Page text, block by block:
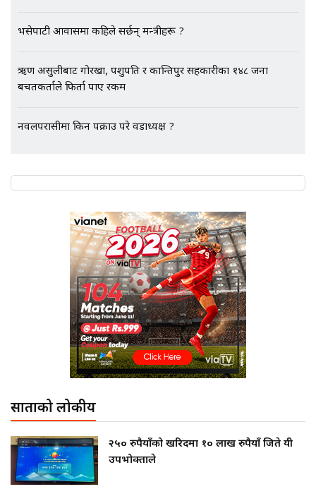
भैंसेपाटी आवासमा कहिले सर्छन् मन्त्रीहरू ?
ऋण असुलीबाट गोरखा, पशुपति र कान्तिपुर सहकारीका १४८ जना
बचतकर्ताले फिर्ता पाए रकम
नवलपरासीमा किन पक्राउ परे वडाध्यक्ष ?
साताको लोकप्रीय
२५० रुपैयाँको खरिदमा १० लाख रुपैयाँ जिते यी
उपभोक्ताले